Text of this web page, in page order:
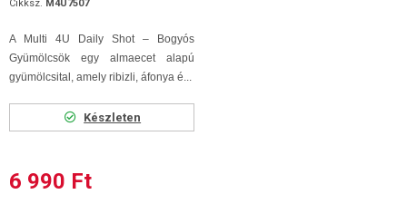
Cikksz. M4U7507
A Multi 4U Daily Shot – Bogyós
Gyümölcsök egy almaecet alapú
gyümölcsital, amely ribizli, áfonya é...
Készleten
6 990 Ft